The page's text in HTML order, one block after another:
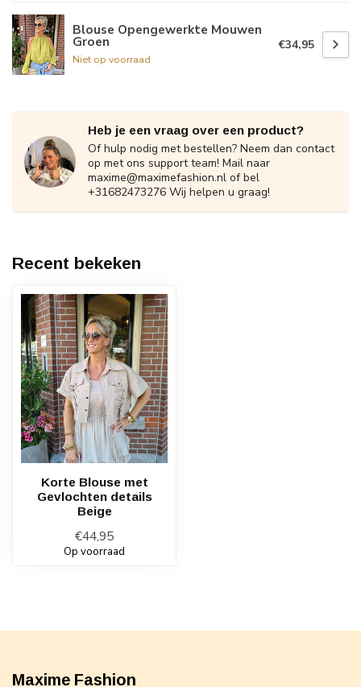
Blouse Opengewerkte Mouwen
Groen
Niet op voorraad
€34,95
Heb je een vraag over een product?
Of hulp nodig met bestellen? Neem dan contact
op met ons support team! Mail naar
maxime@maximefashion.nl of bel
+31682473276 Wij helpen u graag!
Recent bekeken
Korte Blouse met
Gevlochten details
Beige
€44,95
Op voorraad
Maxime Fashion